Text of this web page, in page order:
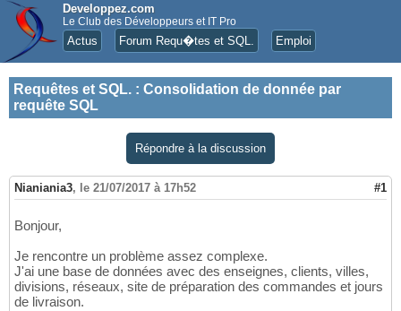
Developpez.com
Le Club des Développeurs et IT Pro
Actus Forum Requ�tes et SQL. Emploi
Requêtes et SQL. : Consolidation de donnée par
requête SQL
Répondre à la discussion
Nianiania3, le 21/07/2017 à 17h52 #1
Bonjour,
Je rencontre un problème assez complexe.
J'ai une base de données avec des enseignes, clients, villes,
divisions, réseaux, site de préparation des commandes et jours
de livraison.